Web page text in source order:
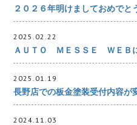
２０２６年明けましておめでと
2025.02.22
ＡＵＴＯ ＭＥＳＳＥ ＷＥＢ
2025.01.19
長野店での板金塗装受付内容が
2024.11.03